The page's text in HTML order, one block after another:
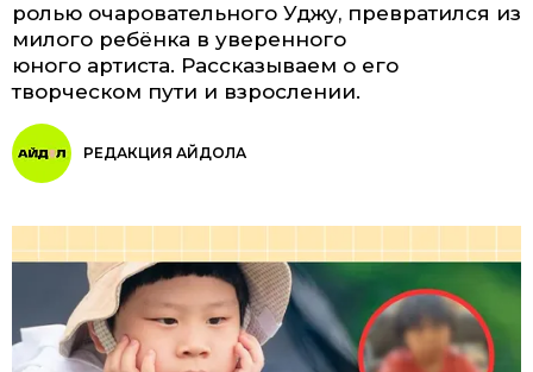
ролью очаровательного Уджу, превратился из
милого ребёнка в уверенного
юного артиста. Рассказываем о его
творческом пути и взрослении.
РЕДАКЦИЯ АЙДОЛА